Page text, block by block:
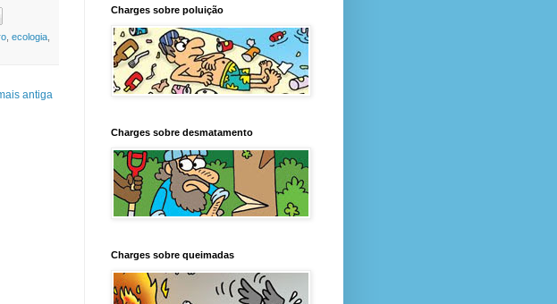
, ecologia,
antiga
Charges sobre poluição
Charges sobre desmatamento
Charges sobre queimadas